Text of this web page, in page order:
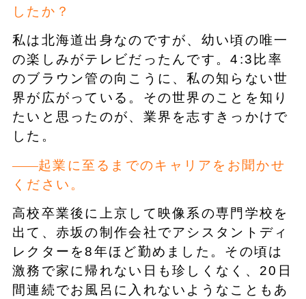
したか？
私は北海道出身なのですが、幼い頃の唯一
の楽しみがテレビだったんです。4:3比率
のブラウン管の向こうに、私の知らない世
界が広がっている。その世界のことを知り
たいと思ったのが、業界を志すきっかけで
した。
起業に至るまでのキャリアをお聞かせ
ください。
高校卒業後に上京して映像系の専門学校を
出て、赤坂の制作会社でアシスタントディ
レクターを8年ほど勤めました。その頃は
激務で家に帰れない日も珍しくなく、20日
間連続でお風呂に入れないようなこともあ